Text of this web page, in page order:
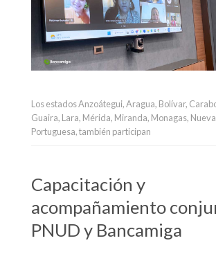
Los estados Anzoátegui, Aragua, Bolívar,
Guaira, Lara, Mérida, Miranda, Monagas,
Portuguesa, también participan
Capacitación y
acompañamiento
PNUD y Bancamiga